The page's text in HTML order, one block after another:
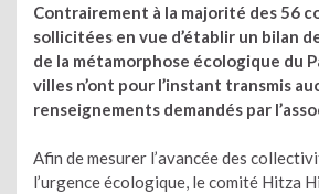
Contrairement à la majorité des 56
sollicitées en vue d’établir un bilan
de la métamorphose écologique du
villes n’ont pour l’instant transmis
renseignements demandés par
Afin de mesurer l’avancée des
l’urgence écologique, le comité Hitza